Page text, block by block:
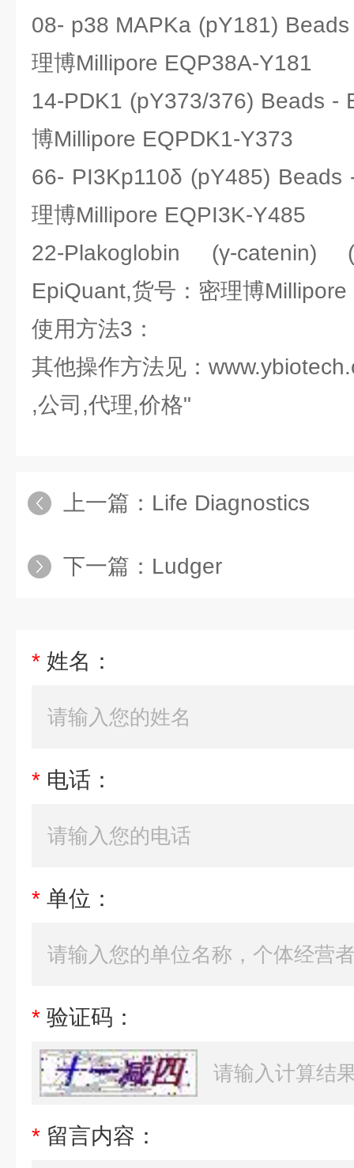
08- p38 MAPKa (pY181)
理博Millipore EQP38A-Y181
14-PDK1 (pY373/376) Beads -
博Millipore EQPDK1-Y373
66- PI3Kp110δ (pY485)
理博Millipore EQPI3K-Y485
22-Plakoglobin (γ-
EpiQuant,货号：密理博
使用方法3：
其他操作方法见：
,公司,代理,价格"
上一篇： Life Diagnostics
下一篇： Ludger
* 姓名：
* 电话：
* 单位：
* 验证码：
* 留言内容：